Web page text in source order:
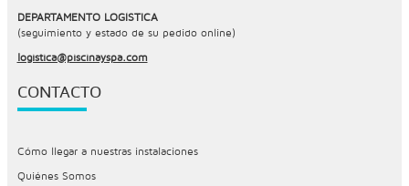
DEPARTAMENTO LOGÍSTICA
(seguimiento y estado de su pedido online)
logistica@piscinayspa.com
CONTACTO
Cómo llegar a nuestras instalaciones
Quiénes Somos